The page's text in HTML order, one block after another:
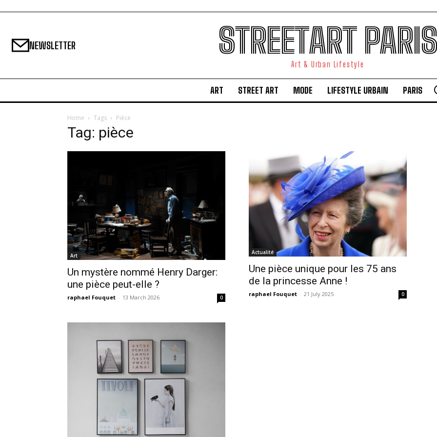
NEWSLETTER STREETART PARIS
Art & Urban Lifestyle
ART STREET ART MODE LIFESTYLE URBAIN PARIS
Home Tags Pièce
Tag: pièce
Art
Un mystère nommé Henry Darger:
une pièce peut-elle ?
raphael Fouquet - 13 March 2026 0
Actualité
Une pièce unique pour les 75 ans
de la princesse Anne !
raphael Fouquet - 21 July 2025 0